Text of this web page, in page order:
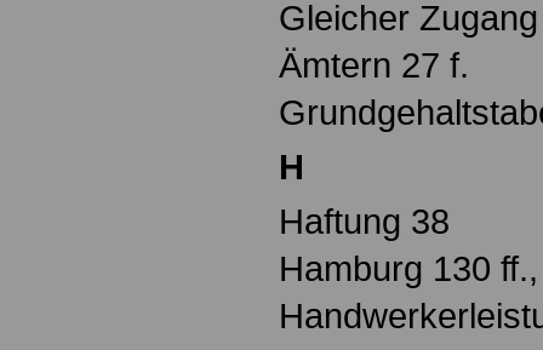
Gleicher
Ämtern 27 f.
H
Haftung 38
Hamburg 130